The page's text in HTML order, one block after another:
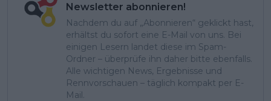
Newsletter abonnieren!
Nachdem du auf „Abonnieren“ geklickt hast,
erhältst du sofort eine E-Mail von uns. Bei
einigen Lesern landet diese im Spam-
Ordner – überprüfe ihn daher bitte ebenfalls.
Alle wichtigen News, Ergebnisse und
Rennvorschauen – täglich kompakt per E-
Mail.